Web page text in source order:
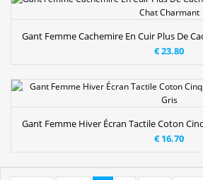
€ 23.80
€ 16.70